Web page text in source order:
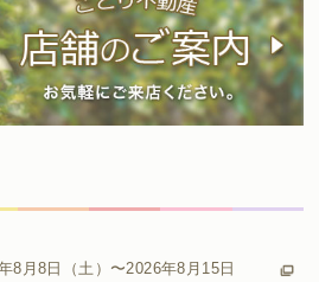
8月8日（土）〜2026年8月15日